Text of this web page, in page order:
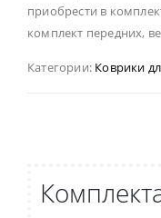
приобрести в
комплект передних,
Категории: Коврики